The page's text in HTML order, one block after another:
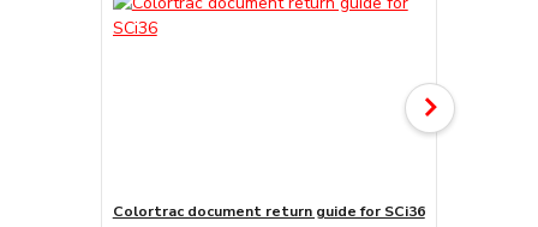
Colortrac document return guide for SCi36